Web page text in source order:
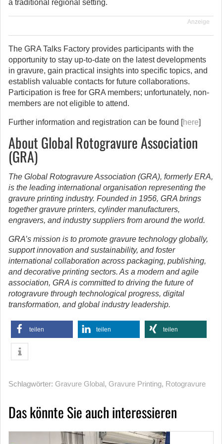
a traditional regional setting.
Anzeige
The GRA Talks Factory provides participants with the
opportunity to stay up-to-date on the latest developments
in gravure, gain practical insights into specific topics, and
establish valuable contacts for future collaborations.
Participation is free for GRA members; unfortunately, non-
members are not eligible to attend.
Further information and registration can be found [here]
About Global Rotogravure Association
(GRA)
The Global Rotogravure Association (GRA), formerly ERA,
is the leading international organisation representing the
gravure printing industry. Founded in 1956, GRA brings
together gravure printers, cylinder manufacturers,
engravers, and industry suppliers from around the world.
GRA’s mission is to promote gravure technology globally,
support innovation and sustainability, and foster
international collaboration across packaging, publishing,
and decorative printing sectors. As a modern and agile
association, GRA is committed to driving the future of
rotogravure through technological progress, digital
transformation, and global industry leadership.
teilen teilen teilen
Schlagwörter: Gravure Global, Gravure Printing, Rotogravure
Das könnte Sie auch interessieren